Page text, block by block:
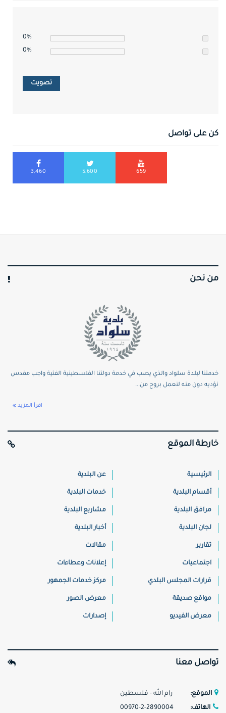
0%
0%
تصويت
كن على تواصل
3,460 5,600 659
من نحن
خدمتنا لبلدة سلواد والذي يصب في خدمة دولتنا الفلسطينية الفتية واجب مقدس
نؤديه دون منه لنعمل بروح من...
اقرأ المزيد
خارطة الموقع
الرئيسية عن البلدية
أقسام البلدية خدمات البلدية
مرافق البلدية مشاريع البلدية
لجان البلدية أخبار البلدية
تقارير مقالات
اجتماعيات إعلانات وعطاءات
قرارات المجلس البلدي مركز خدمات الجمهور
مواقع صديقة معرض الصور
معرض الفيديو إصدارات
تواصل معنا
الموقع:
رام الله - فلسطين
الهاتف:
00970-2-2890004